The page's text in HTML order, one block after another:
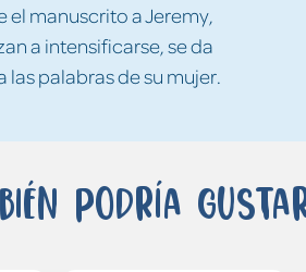
manuscrito a Jeremy,
a intensificarse, se da
palabras de su mujer.
podría